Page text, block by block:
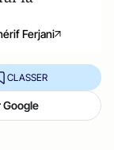
Ferjani
CLASSER